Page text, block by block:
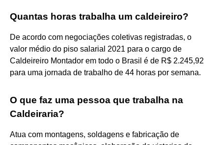
Quantas horas trabalha um caldeireiro?
De acordo com negociações coletivas registradas, o
valor médio do piso salarial 2021 para o cargo de
Caldeireiro Montador em todo o Brasil é de R$ 2.245,92
para uma jornada de trabalho de 44 horas por semana.
O que faz uma pessoa que trabalha na
Caldeiraria?
Atua com montagens, soldagens e fabricação de